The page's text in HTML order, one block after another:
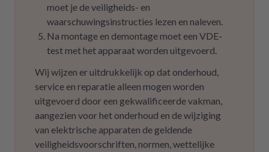
moet je de veiligheids- en
waarschuwingsinstructies lezen en naleven.
Na montage en demontage moet een VDE-
test met het apparaat worden uitgevoerd.
Wij wijzen er uitdrukkelijk op dat onderhoud,
service en reparatie alleen mogen worden
uitgevoerd door een gekwalificeerde vakman,
aangezien voor het onderhoud en de wijziging
van elektrische apparaten de geldende
veiligheidsvoorschriften, normen, wettelijke